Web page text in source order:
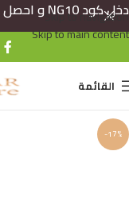
Skip to navigation
Skip to main content
القائمة
-17%
دخل كود NG10 و احصل على خصم فوق الخصم